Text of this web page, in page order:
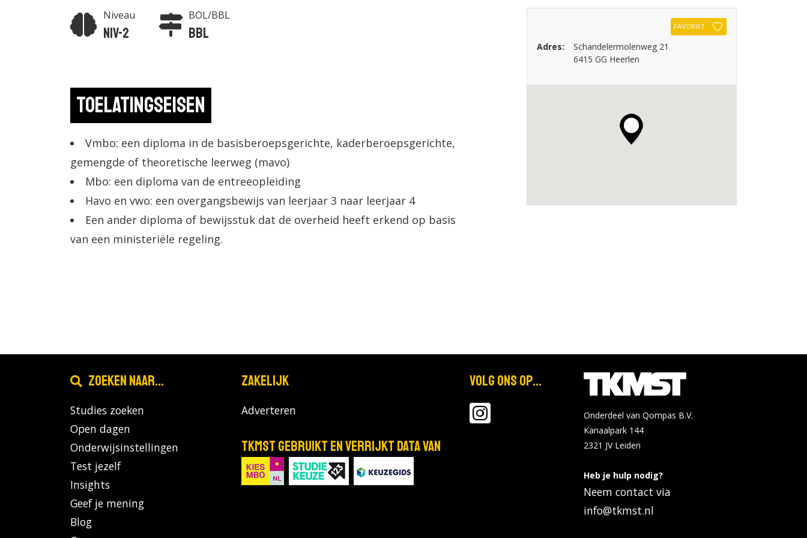
Niveau
Niv-2
BOL/BBL
BBL
Toelatingseisen
Vmbo: een diploma in de basisberoepsgerichte, kaderberoepsgerichte,
gemengde of theoretische leerweg (mavo)
Mbo: een diploma van de entreeopleiding
Havo en vwo: een overgangsbewijs van leerjaar 3 naar leerjaar 4
Een ander diploma of bewijsstuk dat de overheid heeft erkend op basis
van een ministeriële regeling.
FAVORIET
Adres:
Schandelermolenweg 21
6415 GG Heerlen
Zoeken naar...
Studies zoeken
Open dagen
Onderwijsinstellingen
Test jezelf
Insights
Geef je mening
Blog
Zakelijk
Adverteren
TKMST gebruikt en verrijkt data van
Volg ons op...
Onderdeel van Qompas B.V.
Kanaalpark 144
2321 JV Leiden
Heb je hulp nodig?
Neem contact via
info@tkmst.nl